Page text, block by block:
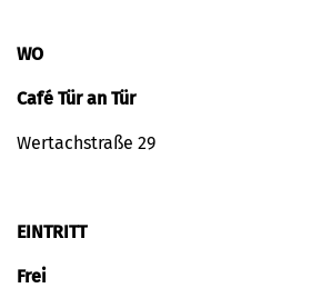
WO
Café Tür an Tür
Wertachstraße 29
EINTRITT
Frei